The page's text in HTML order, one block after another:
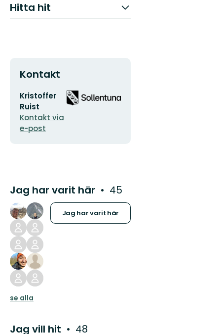
Hitta hit
Kontakt
E-
postadress
Kristoffer
Ruist
Kontakt via
e-post
Organisationens
logotyp
Jag har varit här 45
Jag har varit här
se alla
Jag vill hit 48